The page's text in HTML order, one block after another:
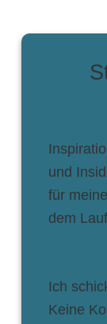
und
für
dem
Ich
Keine